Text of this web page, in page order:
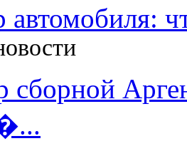
автомобиля:
сборной